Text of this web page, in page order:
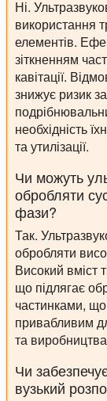
Ні.
використання
елементів.
зіткненням
кавітації.
знижує ризик
необхідність
та утилізації.
Чи можуть
обробляти
фази?
Так.
обробляти
Високий вміст
що підлягає
частинками,
привабливим
та
Чи
вузький